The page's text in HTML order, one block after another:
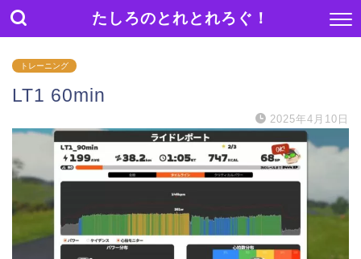
たしろのとれとれろぐ！
トレーニング
LT1 60min
2025年4月10日